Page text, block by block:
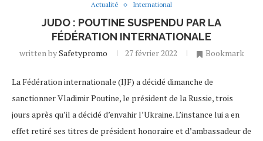
Actualité International
JUDO : POUTINE SUSPENDU PAR LA
FÉDÉRATION INTERNATIONALE
written bySafetypromo 27 février 2022 Bookmark
La Fédération internationale (IJF) a décidé dimanche de
sanctionner Vladimir Poutine, le président de la Russie, trois
jours après qu’il a décidé d’envahir l’Ukraine. L’instance lui a en
effet retiré ses titres de président honoraire et d’ambassadeur de